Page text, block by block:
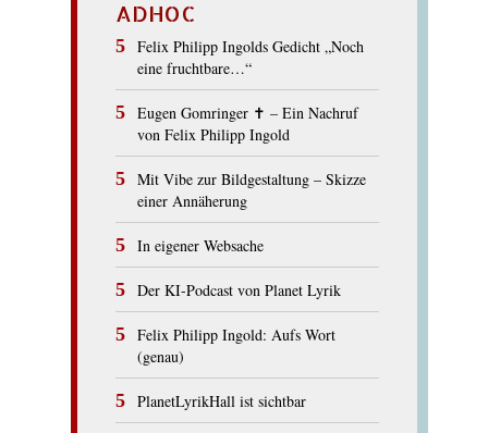
ADHOC
Felix Philipp Ingolds Gedicht „Noch
eine fruchtbare…“
Eugen Gomringer ✝︎ – Ein Nachruf
von Felix Philipp Ingold
Mit Vibe zur Bildgestaltung – Skizze
einer Annäherung
In eigener Websache
Der KI-Podcast von Planet Lyrik
Felix Philipp Ingold: Aufs Wort
(genau)
PlanetLyrikHall ist sichtbar